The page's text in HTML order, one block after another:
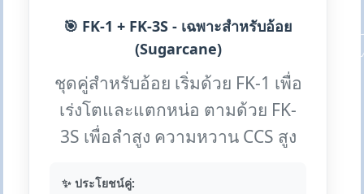
🎯 FK-1 + FK-3S - เฉพาะสำหรับอ้อย
(Sugarcane)
ชุดคู่สำหรับอ้อย เริ่มด้วย FK-1 เพื่อ
เร่งโตและแตกหน่อ ตามด้วย FK-
3S เพื่อลำสูง ความหวาน CCS สูง
✨ ประโยชน์คู่: